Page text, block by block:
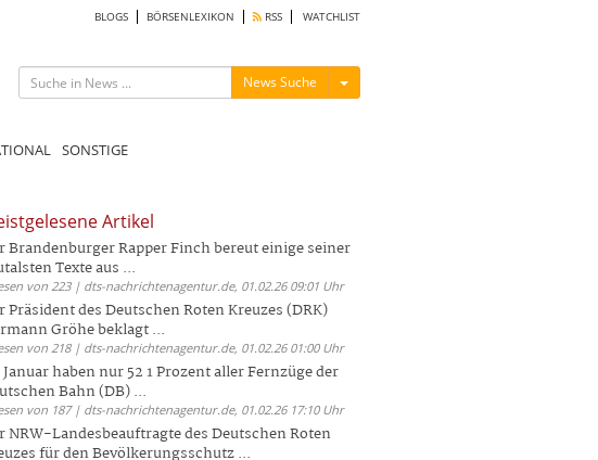
BLOGS BÖRSENLEXIKON RSS WATCHLIST
News Suche Menü ein-/ausblenden
SONSTIGE
Artikel
Brandenburger Rapper Finch bereut einige seiner
Texte aus ...
von 223 | dts-nachrichtenagentur.de, 01.02.26 09:01 Uhr
Präsident des Deutschen Roten Kreuzes (DRK)
Gröhe beklagt ...
von 218 | dts-nachrichtenagentur.de, 01.02.26 01:00 Uhr
haben nur 52 1 Prozent aller Fernzüge der
Bahn (DB) ...
von 187 | dts-nachrichtenagentur.de, 01.02.26 17:10 Uhr
NRW-Landesbeauftragte des Deutschen Roten
für den Bevölkerungsschutz ...